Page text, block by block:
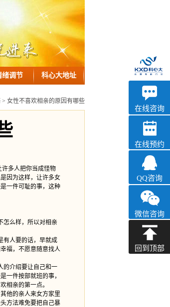
绪调节 科心大地址
> 女性不喜欢相亲的原因有哪些
多人把你当成怪物
因为这样，让许多女
一件可耻的事，这种
么样，所以对相亲
人要的话，早就成
福，不愿意随意找人
介绍要让自己和一
一件按部就班的事，
相亲的第一点。
他的亲人来女方家里
方法难免要把自己暴
优眠
心理咨询
在线咨询
在线预约
QQ咨询
微信咨询
回到顶部